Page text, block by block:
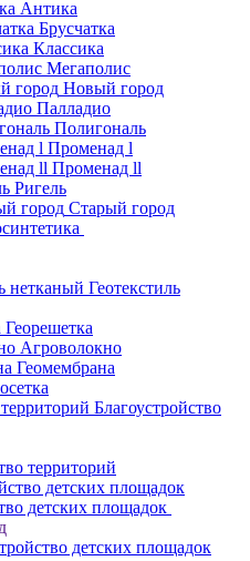
Антика
Брусчатка
Классика
Мегаполис
Новый город
Палладио
Полигональ
Променад l
Променад ll
Ригель
Старый город
Геотекстиль
Георешетка
Агроволокно
Геомембрана
Благоустройство
территорий
детских площадок
детских площадок